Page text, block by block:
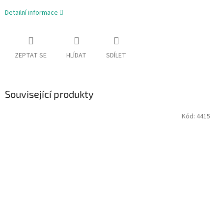
Detailní informace
ZEPTAT SE HLÍDAT SDÍLET
Související produkty
Kód: 4415